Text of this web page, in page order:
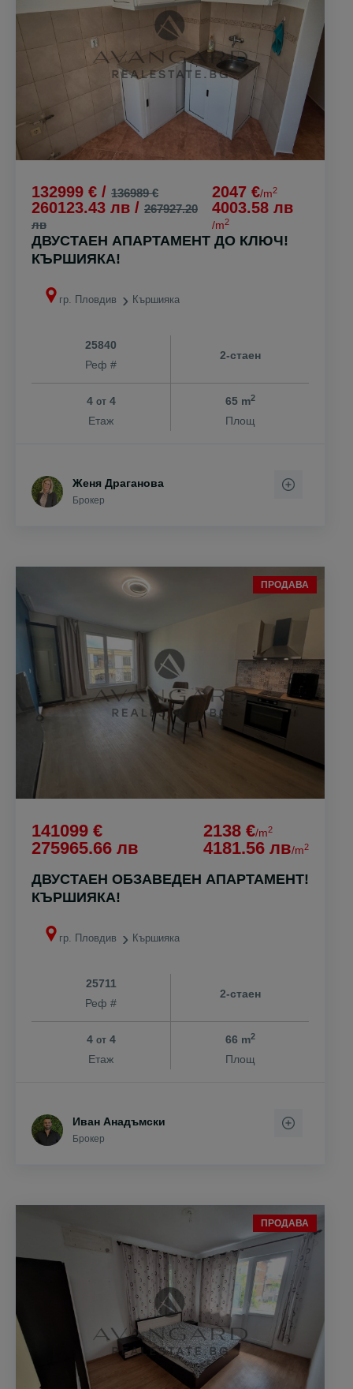
132999 € / 136989 €
260123.43 лв / 267927.20
лв
2047 €/m2
4003.58 лв
/m2
ДВУСТАЕН АПАРТАМЕНТ ДО КЛЮЧ!
КЪРШИЯКА!
гр. Пловдив Кършияка
25840
Реф #
2-стаен
4 от4
Етаж
65 m2
Площ
Женя Драганова
Брокер
ПРОДАВА
141099 €
275965.66 лв
2138 €/m2
4181.56 лв/m2
ДВУСТАЕН ОБЗАВЕДЕН АПАРТАМЕНТ!
КЪРШИЯКА!
гр. Пловдив Кършияка
25711
Реф #
2-стаен
4 от4
Етаж
66 m2
Площ
Иван Анадъмски
Брокер
ПРОДАВА